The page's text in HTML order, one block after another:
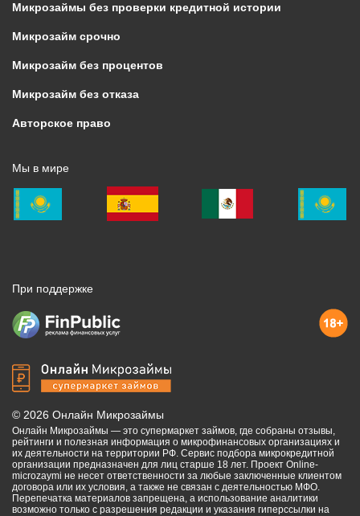
Микрозаймы без проверки кредитной истории
Микрозайм срочно
Микрозайм без процентов
Микрозайм без отказа
Авторское право
Мы в мире
При поддержке
© 2026 Онлайн Микрозаймы
Онлайн Микрозаймы — это супермаркет займов, где собраны отзывы,
рейтинги и полезная информация о микрофинансовых организациях и
их деятельности на территории РФ. Сервис подбора микрокредитной
организации предназначен для лиц старше 18 лет. Проект Online-
microzaymi не несет ответственности за любые заключенные клиентом
договора или их условия, а также не связан с деятельностью МФО.
Перепечатка материалов запрещена, а использование аналитики
возможно только с разрешения редакции и указания гиперссылки на